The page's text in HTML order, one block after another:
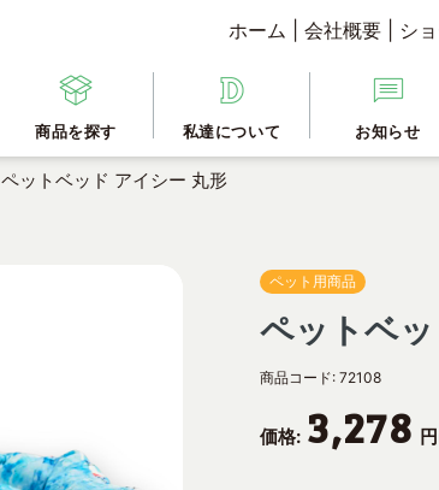
ホーム 会社概要 シ
商品を探す 私達について お知らせ
ペットベッド アイシー 丸形
ペット用商品
ペットベ
商品コード:72108
価格: 3,278